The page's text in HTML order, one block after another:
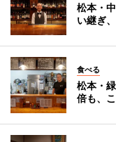
松本・
い継ぎ
食べる
松本・
倍も、